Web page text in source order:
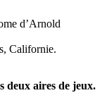
d’Arnold
Californie.
deux aires de jeux.